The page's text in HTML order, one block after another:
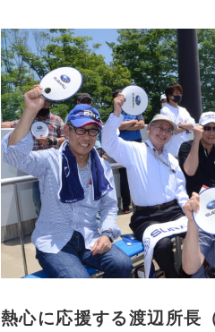
熱心に応援する渡辺所長